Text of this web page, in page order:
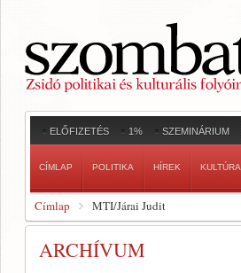
ELŐFIZETÉS 1% SZEMINÁRIUM
CÍMLAP POLITIKA HÍREK KULTÚRA
Címlap MTI/Járai Judit
ARCHÍVUM